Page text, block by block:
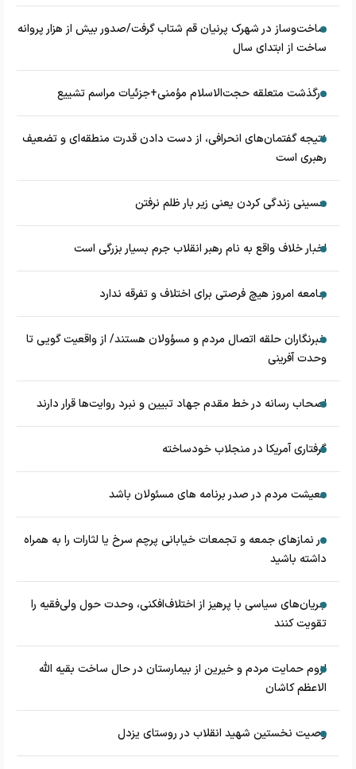
ساخت‌وساز در شهرک پرنیان قم شتاب گرفت/صدور بیش از هزار پروانه
ساخت از ابتدای سال
درگذشت متعلقه حجت‌الاسلام مؤمنی+جزئیات مراسم تشییع
نتیجه گفتمان‌های انحرافی، از دست دادن قدرت منطقه‌ای و تضعیف
رهبری است
حسینی زندگی کردن یعنی زیر بار ظلم نرفتن
اخبار خلاف واقع به نام رهبر انقلاب جرم بسیار بزرگی است
جامعه امروز هیچ فرصتی برای اختلاف و تفرقه ندارد
خبرنگاران حلقه اتصال مردم و مسؤولان هستند/ از واقعیت گویی تا
وحدت آفرینی
اصحاب رسانه در خط مقدم جهاد تبیین و نبرد روایت‌ها قرار دارند
گرفتاری آمریکا در منجلاب خودساخته
معیشت مردم در صدر برنامه های مسئولان باشد
در نماز‌های جمعه و تجمعات خیابانی پرچم سرخ یا لثارات را به همراه
داشته باشید
جریان‌های سیاسی با پرهیز از اختلاف‌افکنی، وحدت حول ولی‌فقیه را
تقویت کنند
لزوم حمایت مردم و خیرین از بیمارستان در حال ساخت بقیه الله
الاعظم کاشان
وصیت نخستین شهید انقلاب در روستای یزدل